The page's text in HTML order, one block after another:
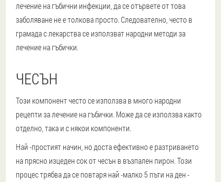
лечение на гъбични инфекции, да се отървете от това
заболяване не е толкова просто. Следователно, често в
грамада с лекарства се използват народни методи за
лечение на гъбички.
ЧЕСЪН
Този компонент често се използва в много народни
рецепти за лечение на гъбички. Може да се използва както
отделно, така и с някои компоненти.
Най -простият начин , но доста ефективно е разтриването
на прясно изцеден сок от чесън в възпален пирон. Този
процес трябва да се повтаря най -малко 5 пъти на ден -